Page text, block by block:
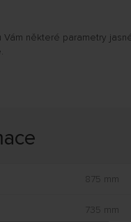
některé parametry
875 mm
735 mm